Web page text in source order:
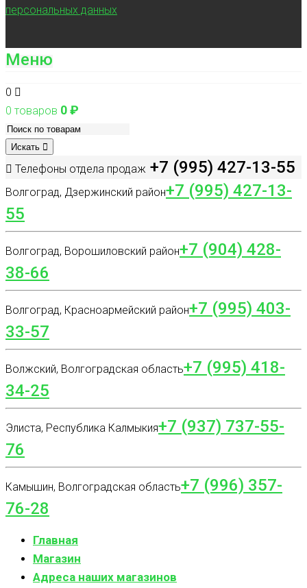
персональных данных
Меню
0
0 товаров 0₽
Искать
Телефоны отдела продаж +7 (995) 427-13-55
Волгоград, Дзержинский район+7 (995) 427-13-
55
Волгоград, Ворошиловский район+7 (904) 428-
38-66
Волгоград, Красноармейский район+7 (995) 403-
33-57
Волжский, Волгоградская область+7 (995) 418-
34-25
Элиста, Республика Калмыкия+7 (937) 737-55-
76
Камышин, Волгоградская область+7 (996) 357-
76-28
Главная
Магазин
Адреса наших магазинов